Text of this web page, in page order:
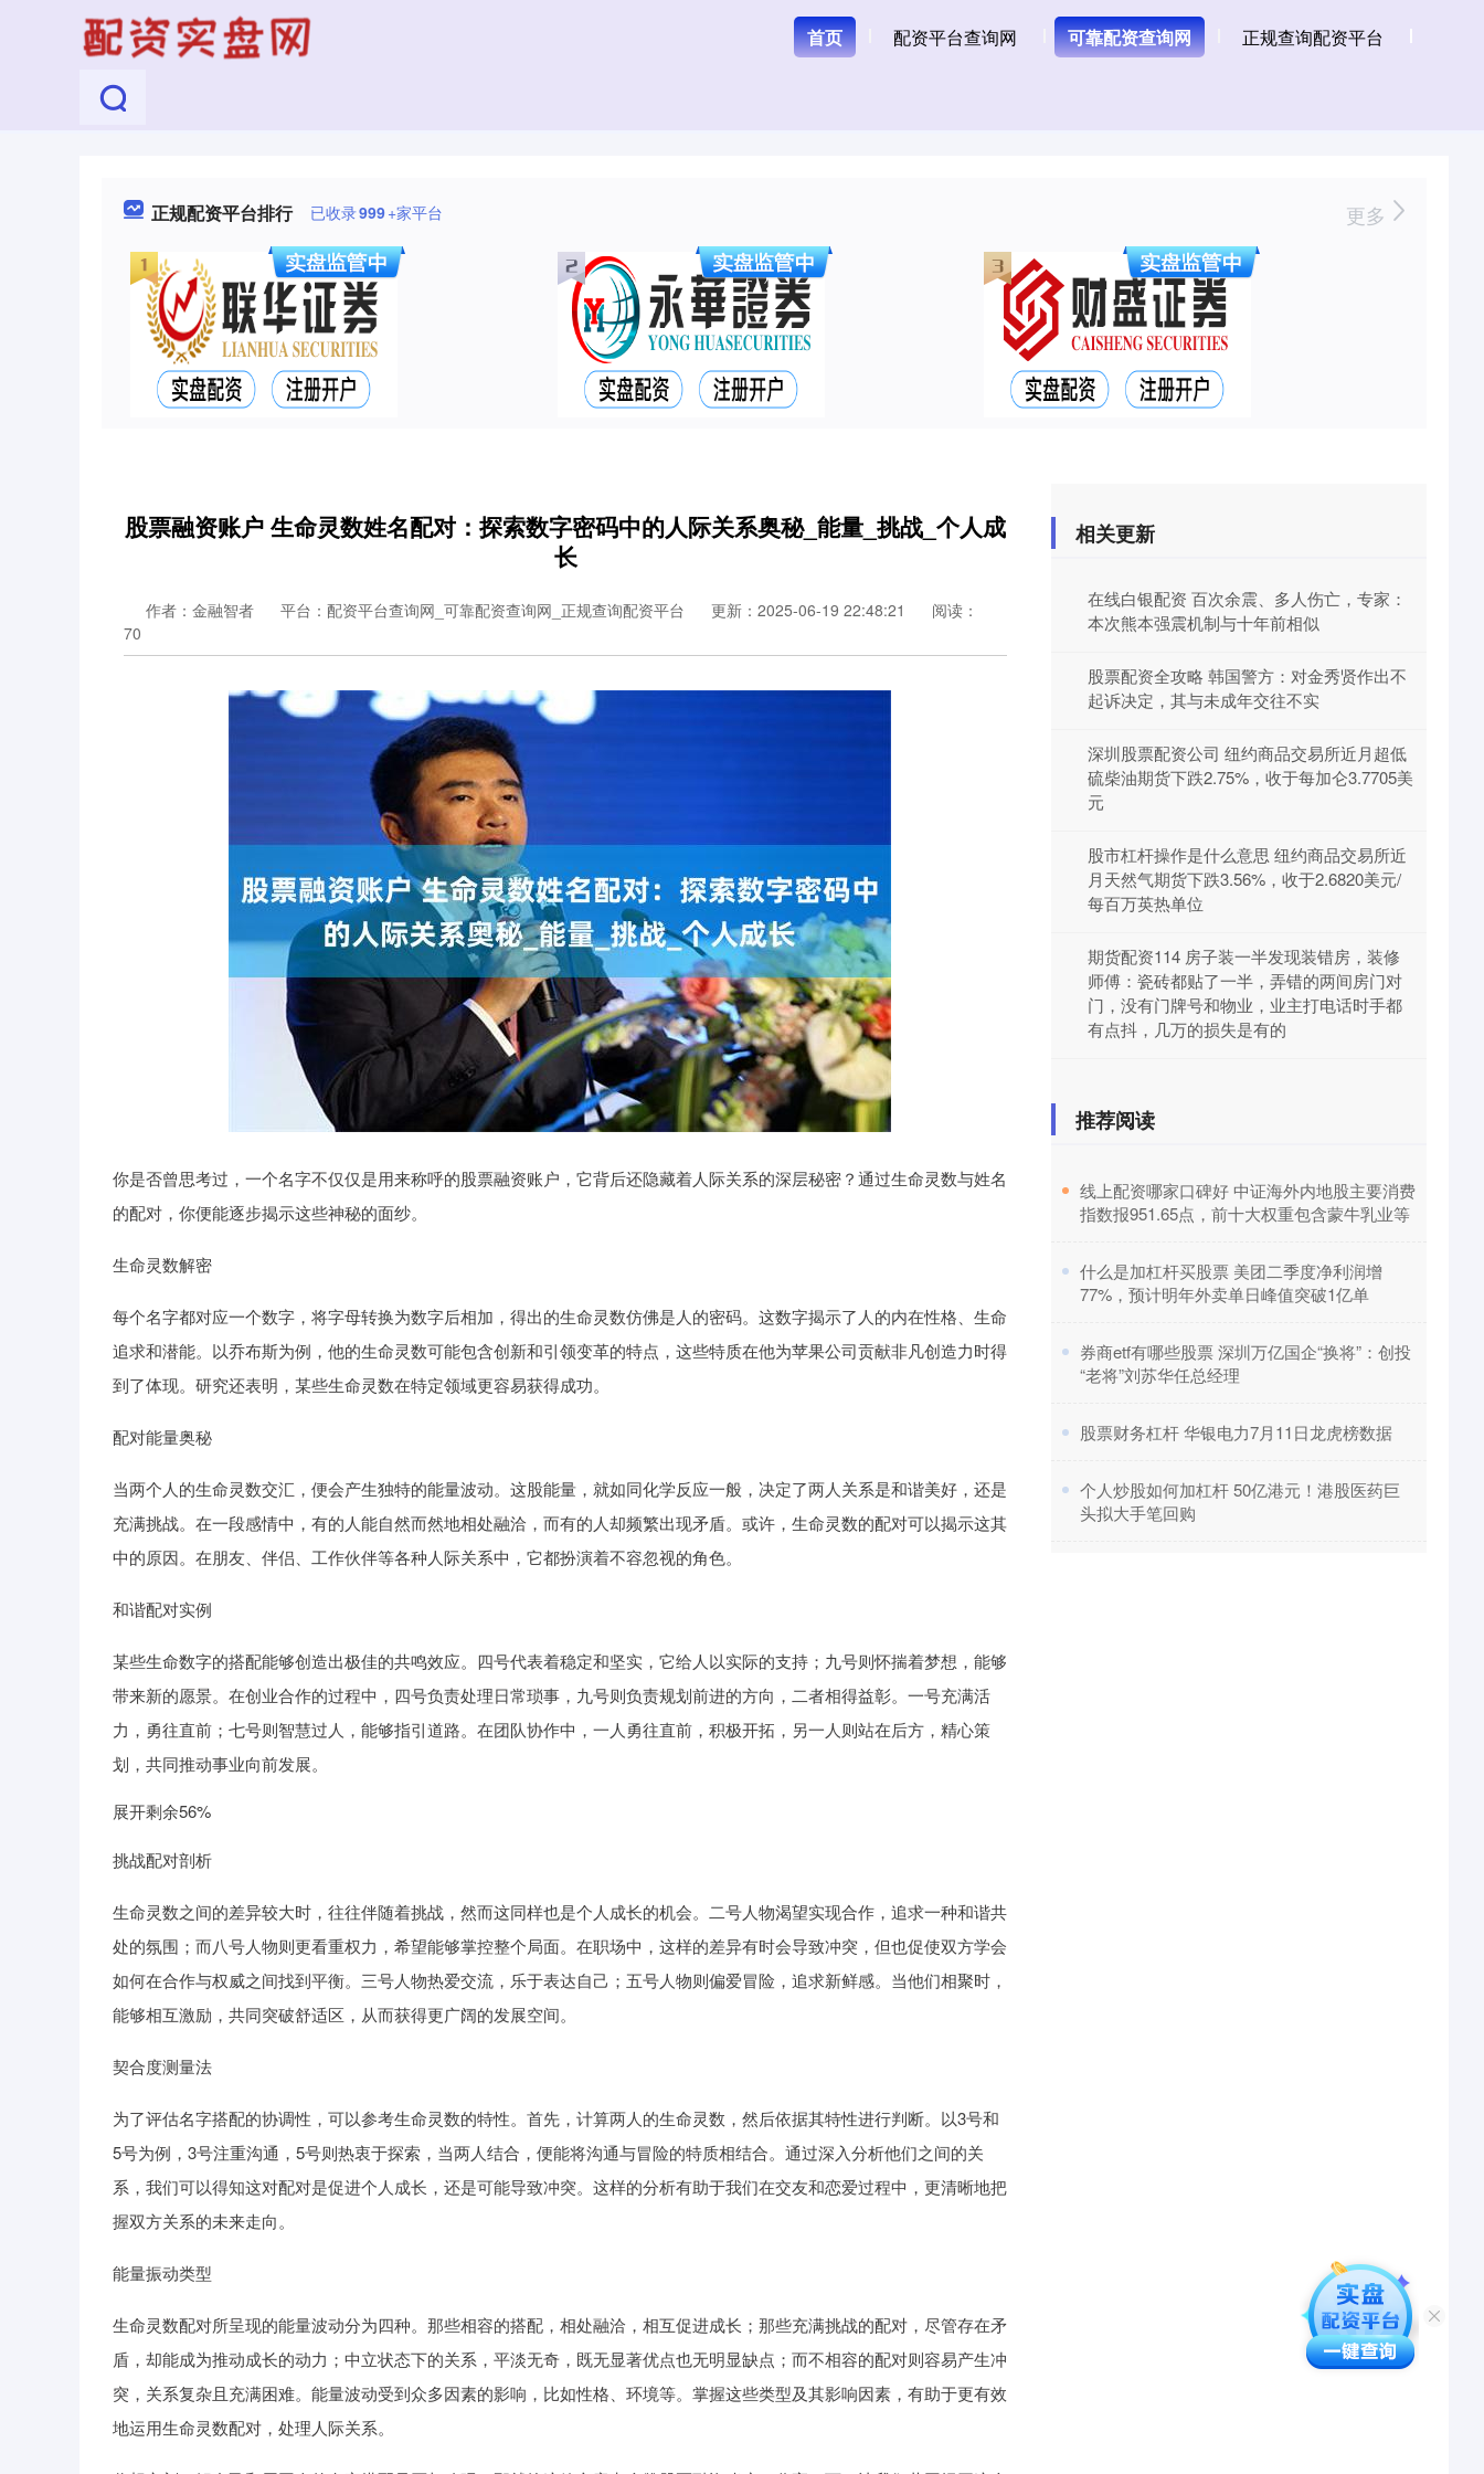
首页 配资平台查询网 可靠配资查询网 正规查询配资平台
正规配资平台排行 已收录999+家平台 更多
股票融资账户 生命灵数姓名配对：探索数字密码中的人际关系奥秘_能量_挑战_个人成
长
作者：金融智者 平台：配资平台查询网_可靠配资查询网_正规查询配资平台 更新：2025-06-19 22:48:21
阅读：
70
你是否曾思考过，一个名字不仅仅是用来称呼的股票融资账户，它背后还隐藏着人际关系的深层秘密？通过生命灵数与姓名
的配对，你便能逐步揭示这些神秘的面纱。
生命灵数解密
每个名字都对应一个数字，将字母转换为数字后相加，得出的生命灵数仿佛是人的密码。这数字揭示了人的内在性格、生命
追求和潜能。以乔布斯为例，他的生命灵数可能包含创新和引领变革的特点，这些特质在他为苹果公司贡献非凡创造力时得
到了体现。研究还表明，某些生命灵数在特定领域更容易获得成功。
配对能量奥秘
当两个人的生命灵数交汇，便会产生独特的能量波动。这股能量，就如同化学反应一般，决定了两人关系是和谐美好，还是
充满挑战。在一段感情中，有的人能自然而然地相处融洽，而有的人却频繁出现矛盾。或许，生命灵数的配对可以揭示这其
中的原因。在朋友、伴侣、工作伙伴等各种人际关系中，它都扮演着不容忽视的角色。
和谐配对实例
某些生命数字的搭配能够创造出极佳的共鸣效应。四号代表着稳定和坚实，它给人以实际的支持；九号则怀揣着梦想，能够
带来新的愿景。在创业合作的过程中，四号负责处理日常琐事，九号则负责规划前进的方向，二者相得益彰。一号充满活
力，勇往直前；七号则智慧过人，能够指引道路。在团队协作中，一人勇往直前，积极开拓，另一人则站在后方，精心策
划，共同推动事业向前发展。
展开剩余56%
挑战配对剖析
生命灵数之间的差异较大时，往往伴随着挑战，然而这同样也是个人成长的机会。二号人物渴望实现合作，追求一种和谐共
处的氛围；而八号人物则更看重权力，希望能够掌控整个局面。在职场中，这样的差异有时会导致冲突，但也促使双方学会
如何在合作与权威之间找到平衡。三号人物热爱交流，乐于表达自己；五号人物则偏爱冒险，追求新鲜感。当他们相聚时，
能够相互激励，共同突破舒适区，从而获得更广阔的发展空间。
契合度测量法
为了评估名字搭配的协调性，可以参考生命灵数的特性。首先，计算两人的生命灵数，然后依据其特性进行判断。以3号和
5号为例，3号注重沟通，5号则热衷于探索，当两人结合，便能将沟通与冒险的特质相结合。通过深入分析他们之间的关
系，我们可以得知这对配对是促进个人成长，还是可能导致冲突。这样的分析有助于我们在交友和恋爱过程中，更清晰地把
握双方关系的未来走向。
能量振动类型
生命灵数配对所呈现的能量波动分为四种。那些相容的搭配，相处融洽，相互促进成长；那些充满挑战的配对，尽管存在矛
盾，却能成为推动成长的动力；中立状态下的关系，平淡无奇，既无显著优点也无明显缺点；而不相容的配对则容易产生冲
突，关系复杂且充满困难。能量波动受到众多因素的影响，比如性格、环境等。掌握这些类型及其影响因素，有助于更有效
地运用生命灵数配对，处理人际关系。
相关更新
在线白银配资 百次余震、多人伤亡，专家：
本次熊本强震机制与十年前相似
股票配资全攻略 韩国警方：对金秀贤作出不
起诉决定，其与未成年交往不实
深圳股票配资公司 纽约商品交易所近月超低
硫柴油期货下跌2.75%，收于每加仑3.7705美
元
股市杠杆操作是什么意思 纽约商品交易所近
月天然气期货下跌3.56%，收于2.6820美元/
每百万英热单位
期货配资114 房子装一半发现装错房，装修
师傅：瓷砖都贴了一半，弄错的两间房门对
门，没有门牌号和物业，业主打电话时手都
有点抖，几万的损失是有的
推荐阅读
​线上配资哪家口碑好 中证海外内地股主要消费
指数报951.65点，前十大权重包含蒙牛乳业等
​什么是加杠杆买股票 美团二季度净利润增
77%，预计明年外卖单日峰值突破1亿单
​券商etf有哪些股票 深圳万亿国企“换将”：创投
“老将”刘苏华任总经理
​股票财务杠杆 华银电力7月11日龙虎榜数据
​个人炒股如何加杠杆 50亿港元！港股医药巨
头拟大手笔回购